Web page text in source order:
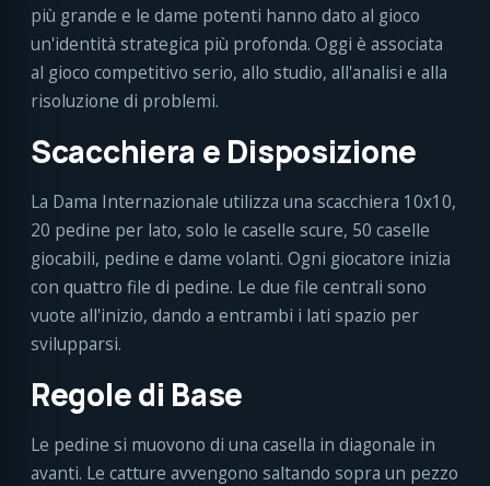
più grande e le dame potenti hanno dato al gioco
un'identità strategica più profonda. Oggi è associata
al gioco competitivo serio, allo studio, all'analisi e alla
risoluzione di problemi.
Scacchiera e Disposizione
La Dama Internazionale utilizza una scacchiera 10x10,
20 pedine per lato, solo le caselle scure, 50 caselle
giocabili, pedine e dame volanti. Ogni giocatore inizia
con quattro file di pedine. Le due file centrali sono
vuote all'inizio, dando a entrambi i lati spazio per
svilupparsi.
Regole di Base
Le pedine si muovono di una casella in diagonale in
avanti. Le catture avvengono saltando sopra un pezzo